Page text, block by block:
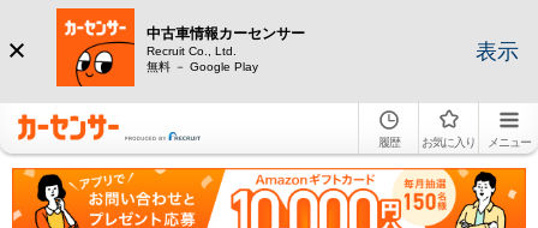
中古車情報カーセンサー
Recruit Co., Ltd.
無料 － Google Play
表示
履歴 お気に入り メニュー